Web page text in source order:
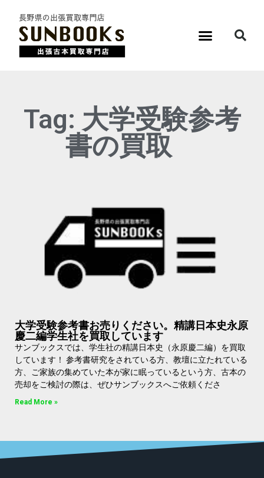
Tag: 大学受験参考
書の買取
大学受験参考書お売りください。精講日本史永原
慶二編学生社を買取しています
サンブックスでは、学生社の精講日本史（永原慶二編）を買取
しています！ 参考書研究をされている方、教壇に立たれている
方、ご家族の集めていた本が家に眠っているという方、古本の
売却をご検討の際は、ぜひサンブックスへご依頼くださ
Read More »